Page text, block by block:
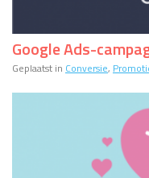
Google Ads-
Geplaatst in Conversie,